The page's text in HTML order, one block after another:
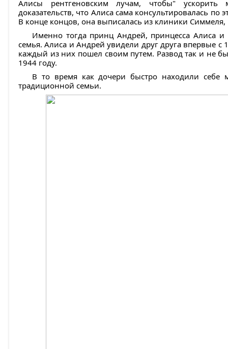
Алисы рентгеновским лучам, чтобы" ускорить
доказательств, что Алиса сама консультировалась по
В конце концов, она выписалась из клиники Симмеля,
Именно тогда принц Андрей, принцесса Алиса и
семья. Алиса и Андрей увидели друг друга впервые с
каждый из них пошел своим путем. Развод так и не
1944 году.
В то время как дочери быстро находили
традиционной семьи.